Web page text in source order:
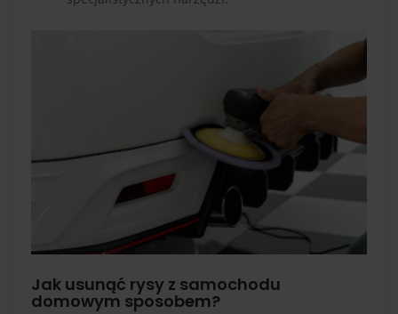
Jak usunąć rysy z samochodu
domowym sposobem?